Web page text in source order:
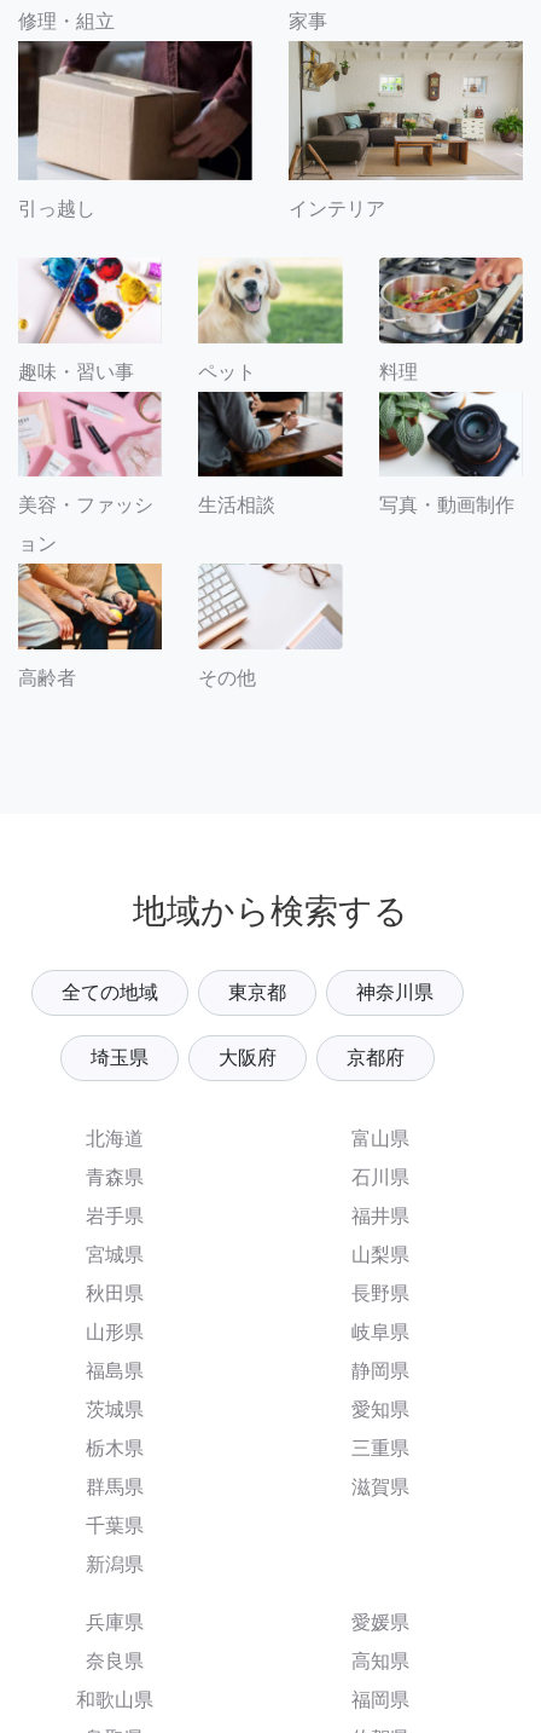
修理・組立 家事
引っ越し インテリア
趣味・習い事 ペット 料理
美容・ファッシ
ョン
生活相談 写真・動画制作
高齢者 その他
地域から検索する
全ての地域 東京都 神奈川県
埼玉県 大阪府 京都府
北海道
青森県
岩手県
宮城県
秋田県
山形県
福島県
茨城県
栃木県
群馬県
千葉県
新潟県
富山県
石川県
福井県
山梨県
長野県
岐阜県
静岡県
愛知県
三重県
滋賀県
兵庫県
奈良県
和歌山県
愛媛県
高知県
福岡県